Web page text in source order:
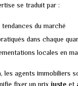
se traduit par :
du marché
dans chaque
locales en
agents immobiliers
fixer un prix juste et